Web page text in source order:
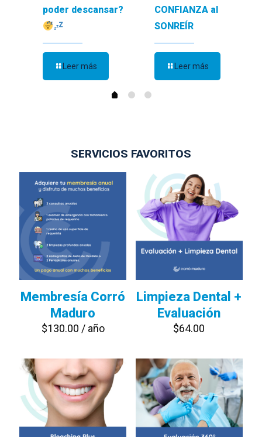
poder descansar?
Leer más
CONFIANZA al
SONREÍR
Leer más
SERVICIOS FAVORITOS
Membresía Corró
Maduro
$130.00 / año
Limpieza Dental +
Evaluación
$64.00